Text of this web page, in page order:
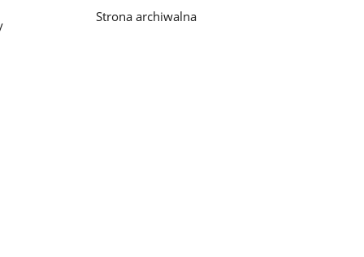
Strona archiwalna